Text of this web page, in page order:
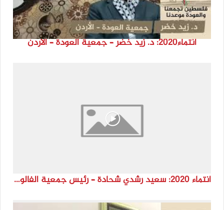
انتماء2020: د. زيد خضر – جمعية العودة – الأردن
انتماء 2020: سعيد رشدي شحادة – رئيس جمعية الفالوجة – الأردن